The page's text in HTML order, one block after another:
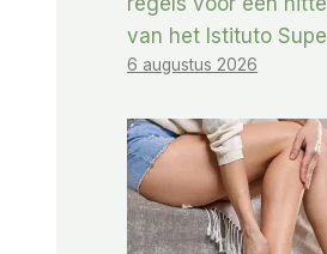
van het Istituto
6 augustus 2026